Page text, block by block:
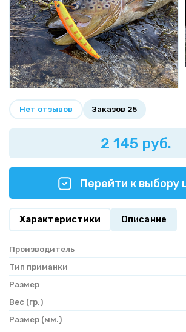
Нет отзывов Заказов 25
2 145 руб.
Перейти к выбору
Характеристики Описание
Производитель
Тип приманки
Размер
Вес (гр.)
Размер (мм.)